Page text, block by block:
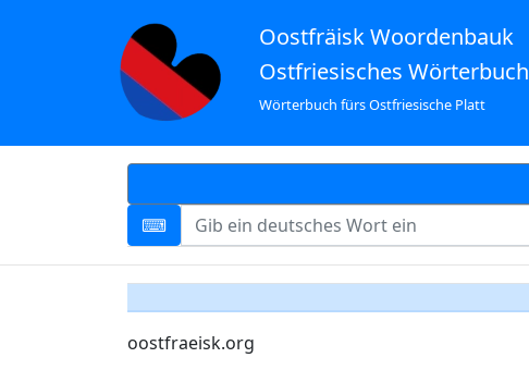
Oostfräisk Woordenbauk
Ostfriesisches Wörterbuch
Wörterbuch fürs Ostfriesische Platt
oostfraeisk.org